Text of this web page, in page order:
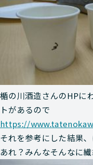
楯の川酒造さんのHPに
トがあるので
https://
それを参考にした結果、
あれ？みんなそんなに